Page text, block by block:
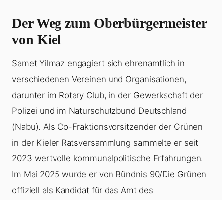
Der Weg zum Oberbürgermeister
von Kiel
Samet Yilmaz engagiert sich ehrenamtlich in
verschiedenen Vereinen und Organisationen,
darunter im Rotary Club, in der Gewerkschaft der
Polizei und im Naturschutzbund Deutschland
(Nabu). Als Co-Fraktionsvorsitzender der Grünen
in der Kieler Ratsversammlung sammelte er seit
2023 wertvolle kommunalpolitische Erfahrungen.
Im Mai 2025 wurde er von Bündnis 90/Die Grünen
offiziell als Kandidat für das Amt des